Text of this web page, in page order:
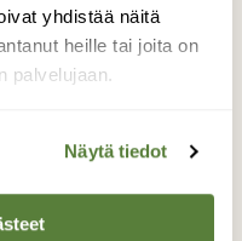
yhdistää näitä
heille tai joita on
palvelujaan.
Näytä tiedot
nokkaansa